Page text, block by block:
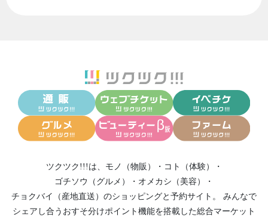
ツクツク!!!は、 モノ（物販） ・ コト（体験）
・
ゴチソウ（グルメ）
・ オメカシ（美容）
・
チョクバイ（産地直送） のショッピングと予約サイト。
みんなで
シェアし合う おすそ分けポイント機能を搭載した総合マーケット